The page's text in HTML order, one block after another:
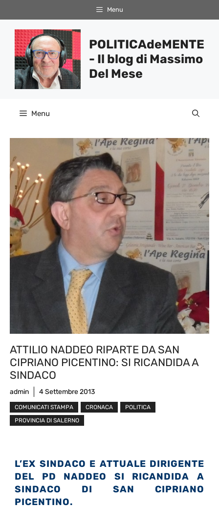
al
contenuto
Menu
POLITICAdeMENTE
- Il blog di Massimo
Del Mese
Menu
ATTILIO NADDEO RIPARTE DA SAN
CIPRIANO PICENTINO: SI RICANDIDA A
SINDACO
admin 4 Settembre 2013
COMUNICATI STAMPA CRONACA
POLITICA
PROVINCIA DI SALERNO
L’EX SINDACO E ATTUALE DIRIGENTE
DEL PD NADDEO SI RICANDIDA A
SINDACO DI SAN CIPRIANO
PICENTINO.